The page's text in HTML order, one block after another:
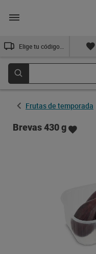
Frutas de temporada
Brevas 430 g